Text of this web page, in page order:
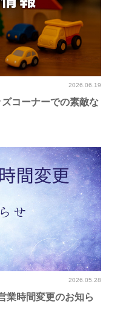
2026.06.19
ズコーナーでの素敵な
2026.05.28
業時間変更のお知ら